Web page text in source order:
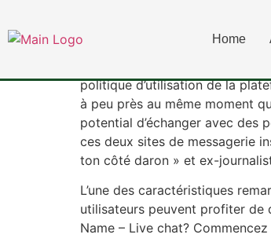
Home
Je Ne Suis
politique d’utilisation de la
à peu près au même moment
potential d’échanger avec des
ces deux sites de messagerie
ton côté daron » et ex-
L’une des caractéristiques
utilisateurs peuvent profiter de
Name – Live chat?